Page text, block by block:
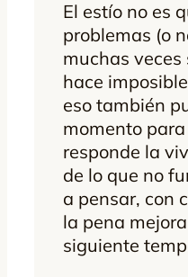
El estío no es
problemas (o
muchas
hace
eso también
momento
responde la
de lo que no
a pensar, con
la pena
siguiente